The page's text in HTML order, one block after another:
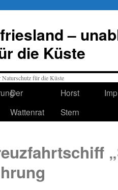
–
die Küste
Der
Wattenrat
Horst
Stern